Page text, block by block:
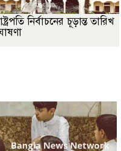
নির্বাচনের চূড়ান্ত তারিখ